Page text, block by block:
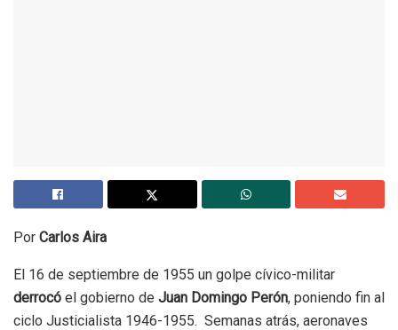
Por Carlos Aira
El 16 de septiembre de 1955 un golpe cívico-militar
derrocó el gobierno de Juan Domingo Perón, poniendo fin al
ciclo Justicialista 1946-1955. Semanas atrás, aeronaves